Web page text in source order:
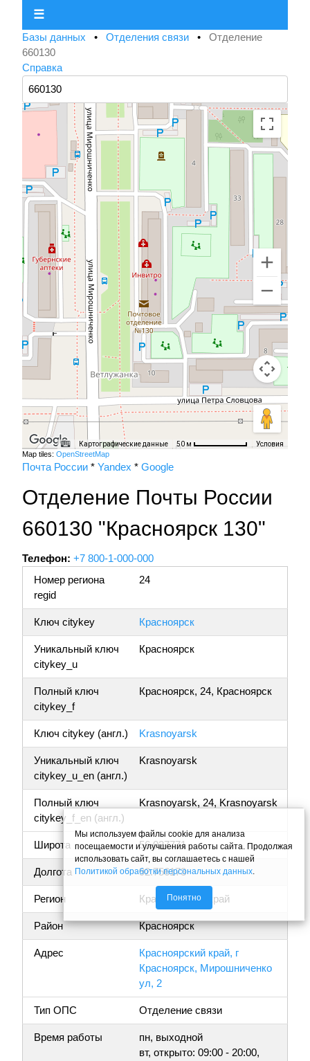
☰
Базы данных • Отделения связи • Отделение
660130
Справка
Картографические данные 50 м Условия
Map tiles: OpenStreetMap
Почта России * Yandex * Google
Отделение Почты России
660130 "Красноярск 130"
Телефон: +7 800-1-000-000
Номер региона
regid
24
Ключ citykey Красноярск
Уникальный ключ
citykey_u
Красноярск
Полный ключ
citykey_f
Красноярск, 24, Красноярск
Ключ citykey (англ.) Krasnoyarsk
Уникальный ключ
citykey_u_en (англ.)
Krasnoyarsk
Полный ключ
citykey_f_en (англ.)
Krasnoyarsk, 24, Krasnoyarsk
Широта 56.027771
Долгота 92.756173
Регион Красноярский край
Район Красноярск
Адрес
Красноярский край, г
Красноярск, Мирошниченко
ул, 2
Тип ОПС Отделение связи
Время работы
пн, выходной
вт, открыто: 09:00 - 20:00,
Мы используем файлы cookie для анализа
посещаемости и улучшения работы сайта. Продолжая
использовать сайт, вы соглашаетесь с нашей
Политикой обработки персональных данных
Понятно